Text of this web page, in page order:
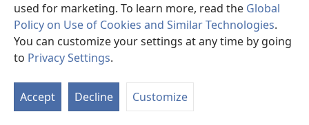
used for marketing. To learn more, read the Global
Policy on Use of Cookies and Similar Technologies.
You can customize your settings at any time by going
to Privacy Settings.
Accept Decline Customize
S
Sábado.Pa ri Biblia, are jun nimaqʼij judío kbʼan chi
ri kraj kubʼij ‹uxlanem›. Are ri séptimo qʼij rech ri
semana judía (kumaj bʼi viernes are chiʼ kqaj bʼi ri qʼij y